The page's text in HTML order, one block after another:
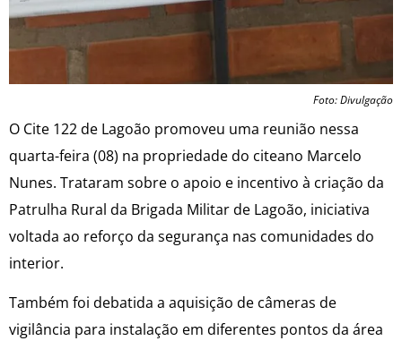
Foto: Divulgação
O Cite 122 de Lagoão promoveu uma reunião nessa
quarta-feira (08) na propriedade do citeano Marcelo
Nunes. Trataram sobre o apoio e incentivo à criação da
Patrulha Rural da Brigada Militar de Lagoão, iniciativa
voltada ao reforço da segurança nas comunidades do
interior.
Também foi debatida a aquisição de câmeras de
vigilância para instalação em diferentes pontos da área